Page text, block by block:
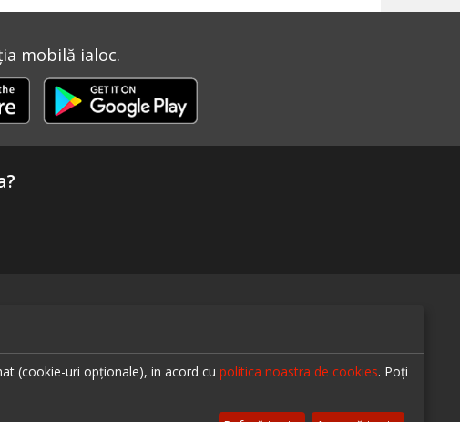
mobilă ialoc.
(cookie-uri opționale), in acord cu politica noastra de cookies. Poți